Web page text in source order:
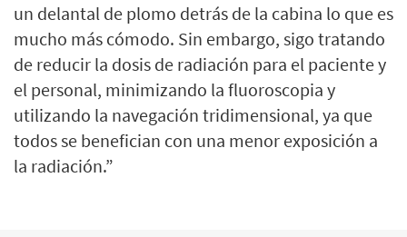
un delantal de plomo detrás de la cabina lo que es
mucho más cómodo. Sin embargo, sigo tratando
de reducir la dosis de radiación para el paciente y
el personal, minimizando la fluoroscopia y
utilizando la navegación tridimensional, ya que
todos se benefician con una menor exposición a
la radiación.”